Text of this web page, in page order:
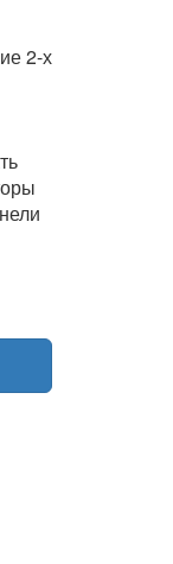
2-х